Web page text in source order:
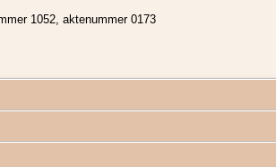
1052, aktenummer 0173